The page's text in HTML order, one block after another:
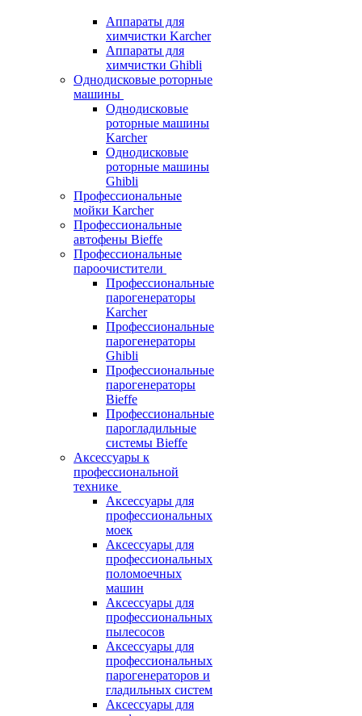
Аппараты для
химчистки Karcher
Аппараты для
химчистки Ghibli
Однодисковые роторные
машины
Однодисковые
роторные машины
Karcher
Однодисковые
роторные машины
Ghibli
Профессиональные
мойки Karcher
Профессиональные
автофены Bieffe
Профессиональные
пароочистители
Профессиональные
парогенераторы
Karcher
Профессиональные
парогенераторы
Ghibli
Профессиональные
парогенераторы
Bieffe
Профессиональные
парогладильные
системы Bieffe
Аксессуары к
профессиональной
технике
Аксессуары для
профессиональных
моек
Аксессуары для
профессиональных
поломоечных
машин
Аксессуары для
профессиональных
пылесосов
Аксессуары для
профессиональных
парогенераторов и
гладильных систем
Аксессуары для